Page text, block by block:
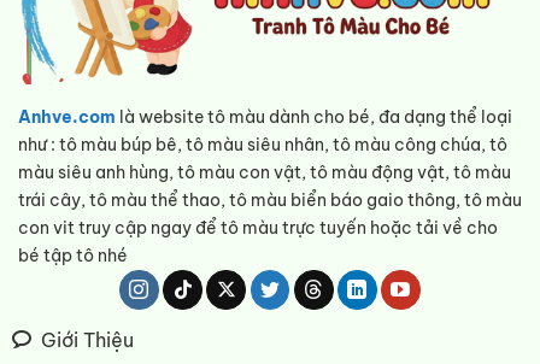
Anhve.com là website tô màu dành cho bé, đa dạng thể loại
như : tô màu búp bê, tô màu siêu nhân, tô màu công chúa, tô
màu siêu anh hùng, tô màu con vật, tô màu động vật, tô màu
trái cây, tô màu thể thao, tô màu biển báo gaio thông, tô màu
con vit truy cập ngay để tô màu trực tuyến hoặc tải về cho
bé tập tô nhé
Giới Thiệu